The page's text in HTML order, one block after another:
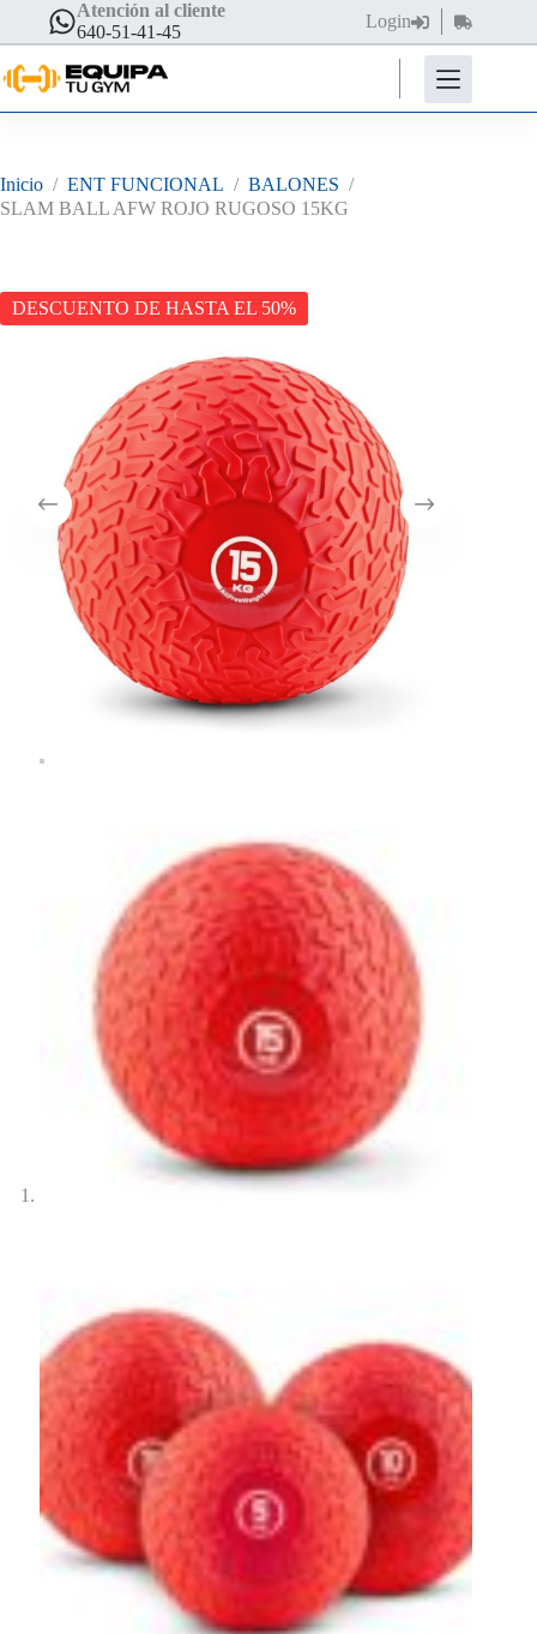
contenido
Atención al cliente
640-51-41-45
Login
Carro
de
compra
Inicio / ENT FUNCIONAL / BALONES /
SLAM BALL AFW ROJO RUGOSO 15KG
DESCUENTO DE HASTA EL 50%